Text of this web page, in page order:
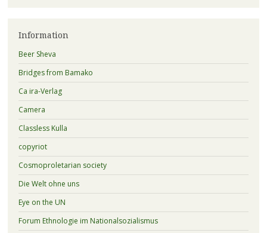
Information
Beer Sheva
Bridges from Bamako
Ca ira-Verlag
Camera
Classless Kulla
copyriot
Cosmoproletarian society
Die Welt ohne uns
Eye on the UN
Forum Ethnologie im Nationalsozialismus